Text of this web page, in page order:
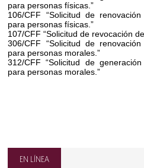
para personas físicas.”
106/CFF “Solicitud de
para personas físicas.”
107/CFF “Solicitud de revocación
306/CFF “Solicitud de
para personas morales.”
312/CFF “Solicitud de
para personas morales.”
EN LÍNEA